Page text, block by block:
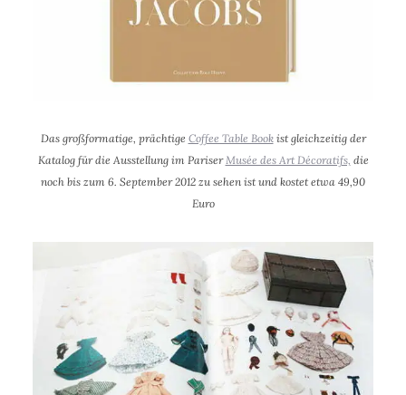
Das großformatige, prächtige Coffee Table Bookist gleichzeitig der
Katalog für die Ausstellung im PariserMusée des Art Décoratifs, die
noch bis zum 6. September 2012 zu sehen ist und kostet etwa 49,90
Euro